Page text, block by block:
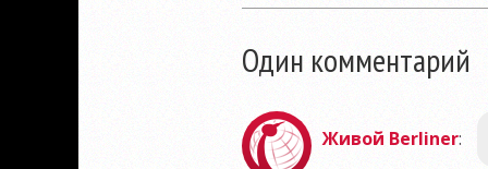
Один комментарий
Живой Berliner: